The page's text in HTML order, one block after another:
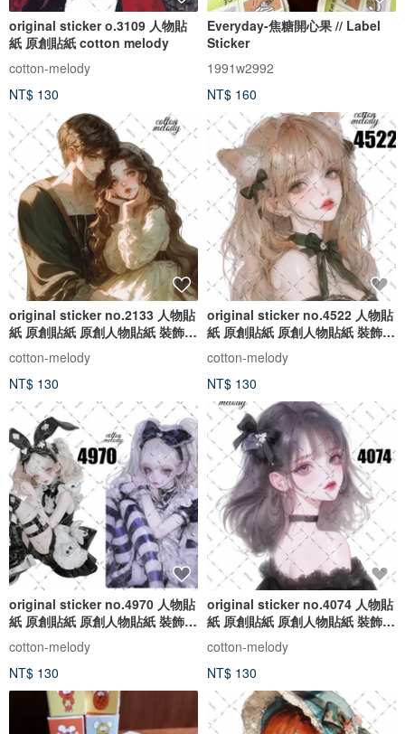
original sticker o.3109 人物貼
紙 原創貼紙 cotton melody
cotton-melody
NT$ 130
Everyday-焦糖開心果 // Label
Sticker
1991w2992
NT$ 160
original sticker no.2133 人物貼
紙 原創貼紙 原創人物貼紙 裝飾貼
紙 cotton melody
cotton-melody
NT$ 130
original sticker no.4522 人物貼
紙 原創貼紙 原創人物貼紙 裝飾貼
紙 cotton melody
cotton-melody
NT$ 130
original sticker no.4970 人物貼
紙 原創貼紙 原創人物貼紙 裝飾貼
紙 cotton melody
cotton-melody
NT$ 130
original sticker no.4074 人物貼
紙 原創貼紙 原創人物貼紙 裝飾貼
紙 cotton melody
cotton-melody
NT$ 130